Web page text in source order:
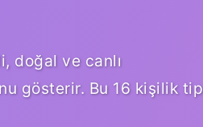
doğal ve canlı
gösterir. Bu 16 kişilik